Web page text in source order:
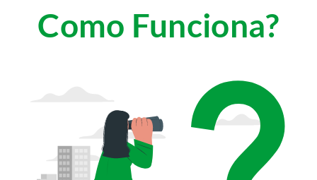
Como Funciona?